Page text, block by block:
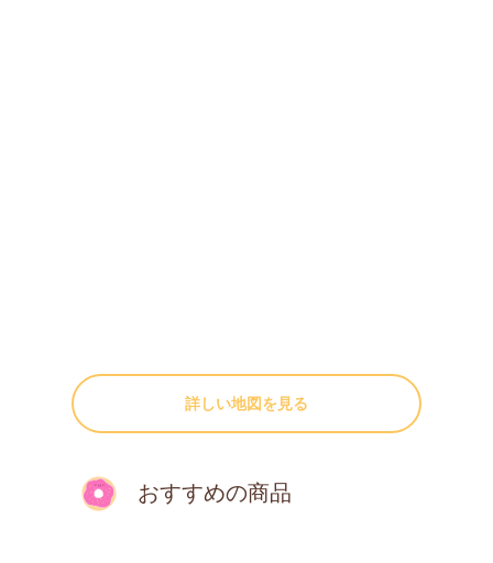
詳しい地図を見る
おすすめの商品